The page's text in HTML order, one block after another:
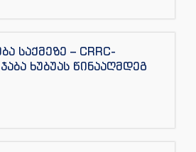
საქმეზე – CRRC-
ხუბუას წინააღმდეგ